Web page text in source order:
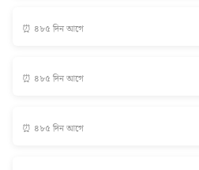
⏰ ৪৮৫ দিন আগে
⏰ ৪৮৫ দিন আগে
⏰ ৪৮৫ দিন আগে